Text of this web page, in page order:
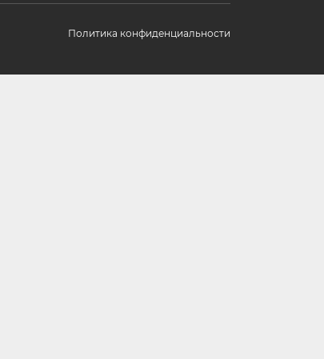
Политика конфиденциальности